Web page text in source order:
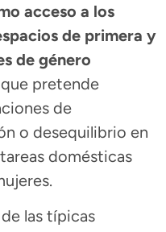
acceso a los
de primera y
de género
pretende
de
o desequilibrio en
domésticas
las típicas